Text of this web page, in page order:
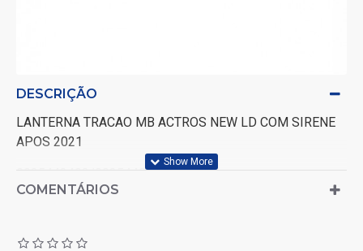
DESCRIÇÃO
LANTERNA TRACAO MB ACTROS NEW LD COM SIRENE
APOS 2021
0035443403/0035448103
COMENTÁRIOS